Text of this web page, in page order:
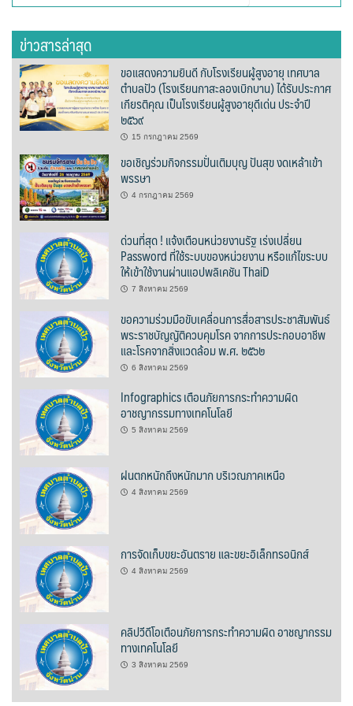
ตูบฮิมโต้งโฮมสเตย์
นครน่านอพาร์ทเม้น
นะลาวิวรีสอร์ท
นาต้นบัวโฮมสเตย์
น่านปัว รีสอร์ท
นาเหล่า เก๊าสลี โฮมสเตย์
นาไผ่ปัววิว
บวกบัววิวรีสอร์ท
บ้านกังหัน @ ปัวคอทเทจ
บ้านต้นคูณ
บ้านนาโฮมสเตย์
บ้านปัว ปลายนา
บ้านพักชมดอย
บ้านยลญภา
บ้านริมทุ่งรีสอร์ท
บ้านสวนศรีสุขโฮมสเตย์
บ้านฮิมนาปัว
บ้านไม้ปลายนา
สำหรับ:
ข่าวสารล่าสุด
ขอแสดงความยินดี กับโรงเรียนผู้สูงอายุ เทศบาล
ตำบลปัว (โรงเรียนกาสะลองเบิกบาน) ได้รับประกาศ
เกียรติคุณ เป็นโรงเรียนผู้สูงอายุดีเด่น ประจำปี
๒๕๖๙
15 กรกฎาคม 2569
ขอเชิญร่วมกิจกรรมปั่นเติมบุญ ปันสุข งดเหล้าเข้า
พรรษา
4 กรกฎาคม 2569
ด่วนที่สุด ! แจ้งเตือนหน่วยงานรัฐ เร่งเปลี่ยน
Password ที่ใช้ระบบของหน่วยงาน หรือแก้ไขระบบ
ให้เข้าใช้งานผ่านแอปพลิเคชัน ThaiD
7 สิงหาคม 2569
ขอความร่วมมือขับเคลื่อนการสื่อสารประชาสัมพันธ์
พระราชบัญญัติควบคุมโรค จากการประกอบอาชีพ
และโรคจากสิ่งแวดล้อม พ.ศ. ๒๕๖๒
6 สิงหาคม 2569
Infographics เตือนภัยการกระทำความผิด
อาชญากรรมทางเทคโนโลยี
5 สิงหาคม 2569
ฝนตกหนักถึงหนักมาก บริเวณภาคเหนือ
4 สิงหาคม 2569
การจัดเก็บขยะอันตราย และขยะอิเล็กทรอนิกส์
4 สิงหาคม 2569
คลิปวีดีโอเตือนภัยการกระทำความผิด อาชญากรรม
ทางเทคโนโลยี
3 สิงหาคม 2569